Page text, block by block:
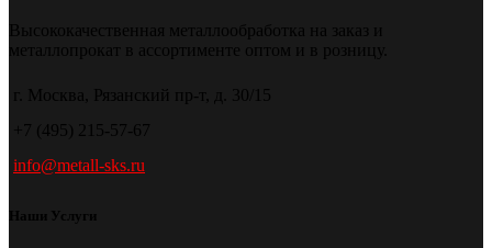
Высококачественная металлообработка на заказ и
металлопрокат в ассортименте оптом и в розницу.
г. Москва, Рязанский пр-т, д. 30/15
+7 (495) 215-57-67
info@metall-sks.ru
Наши Услуги